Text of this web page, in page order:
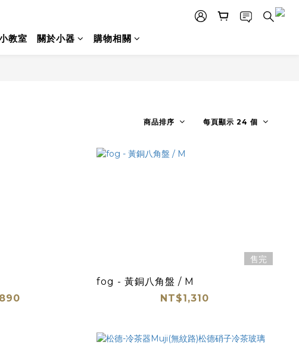
教室 關於小器 購物相關
商品排序 每頁顯示 24 個
售完
fog - 黃銅八角盤 / M
NT$1,310